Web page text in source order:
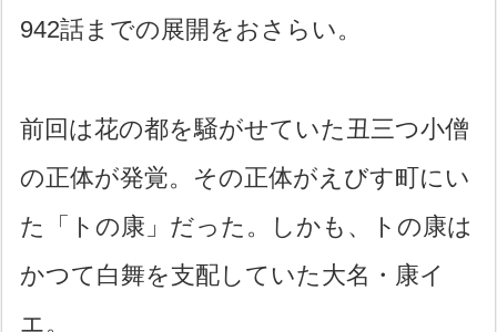
942話までの展開をおさらい。
前回は花の都を騒がせていた丑三つ小僧
の正体が発覚。その正体がえびす町にい
た「トの康」だった。しかも、トの康は
かつて白舞を支配していた大名・康イ
エ。